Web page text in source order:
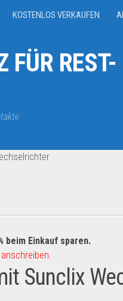
KOSTENLOS VERKAUFEN
beim Einkauf sparen.
Sunclix